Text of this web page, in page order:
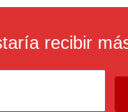
recibir